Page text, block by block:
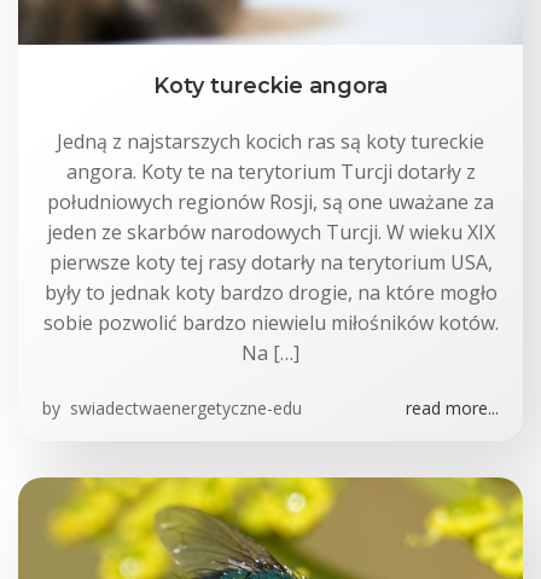
Koty tureckie angora
Jedną z najstarszych kocich ras są koty tureckie
angora. Koty te na terytorium Turcji dotarły z
południowych regionów Rosji, są one uważane za
jeden ze skarbów narodowych Turcji. W wieku XIX
pierwsze koty tej rasy dotarły na terytorium USA,
były to jednak koty bardzo drogie, na które mogło
sobie pozwolić bardzo niewielu miłośników kotów.
Na […]
by swiadectwaenergetyczne-edu read more...